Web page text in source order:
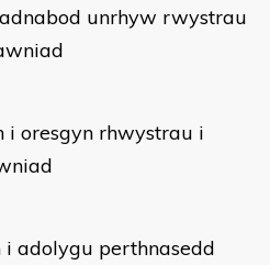
unrhyw rwystrau
i oresgyn rhwystrau i
adolygu perthnasedd